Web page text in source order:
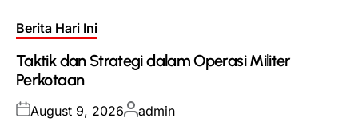
Posted
Berita Hari Ini
Taktik dan Strategi dalam Operasi Militer
Perkotaan
Posted
August 9, 2026Posted
admin